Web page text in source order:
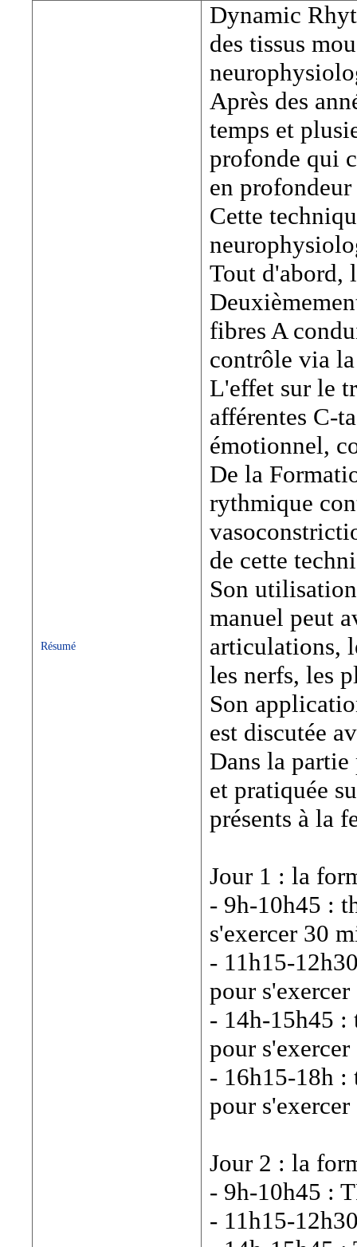
Résumé
Dynamic
des tissus
Après des
temps et
profonde qui
en
Cette
Tout d'abord,
fibres A
contrôle via
L'effet sur le
afférentes C-
émotionnel,
De la
rythmique
de cette
Son
manuel peut
articulations,
les nerfs, les
Son
est discutée
Dans la
et pratiquée
présents à la
Jour 1 : la
- 9h-10h45 :
s'exercer 30
- 11h15-
pour
- 14h-15h45 :
pour
- 16h15-18h :
pour
Jour 2 : la
- 9h-10h45 :
- 11h15-